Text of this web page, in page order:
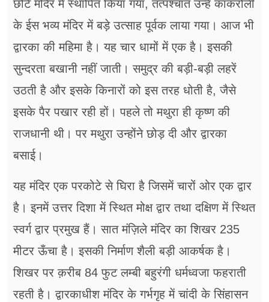
छोटे मंदिर में स्थापित किया गया, तत्पश्चात उन्हें कांकरोली
के ईस भव्य मंदिर में बड़े उत्साह पूर्वक लाया गया। आज भी
द्वारका की महिमा है। यह चार धामों में एक है। इसकी
सुन्दरता बखानी नहीं जाती। समुद्र की बड़ी-बड़ी लहरें
उठती है और इसके किनारों को इस तरह धोती है, जैसे
इसके पैर पखार रही हों। पहले तो मथुरा ही कृष्ण की
राजधानी थी। पर मथुरा उन्होंने छोड़ दी और द्वारका
बसाई।
यह मंदिर एक परकोटे से घिरा है जिसमें चारों ओर एक द्वार
है। इनमें उत्तर दिशा में स्थित मोक्ष द्वार तथा दक्षिण में स्थित
स्वर्ग द्वार प्रमुख हैं। सात मंज़िले मंदिर का शिखर 235
मीटर ऊँचा है। इसकी निर्माण शैली बड़ी आकर्षक है।
शिखर पर क़रीब 84 फुट लम्बी बहुरंगी धर्मध्वजा फहराती
रहती है। द्वारकाधीश मंदिर के गर्भगृह में चांदी के सिंहासन